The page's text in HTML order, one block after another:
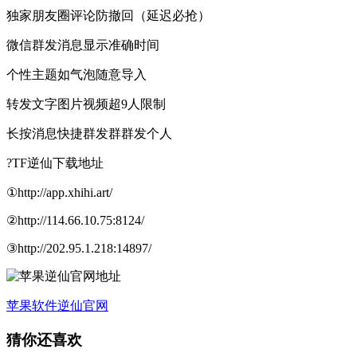
独家朋友圈评论防撤回（延迟必抢）
微信群发消息显示准确时间
个性主题如气泡随意导入
转发文字图片视频超9人限制
长按消息快捷群发群群发个人
?TF逆仙下载地址
①http://app.xhihi.art/
②http://114.66.10.75:8124/
③http://202.95.1.218:14897/
苹果软件逆仙官网
猜你还喜欢